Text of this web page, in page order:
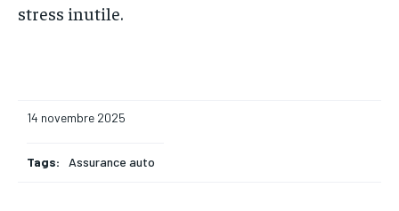
stress inutile.
14 novembre 2025
Tags: Assurance auto